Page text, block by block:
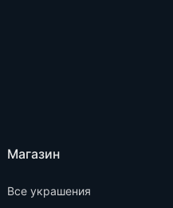
Магазин
Все украшения